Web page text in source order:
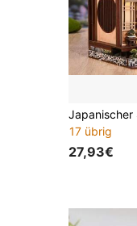
17 übrig
27,93€